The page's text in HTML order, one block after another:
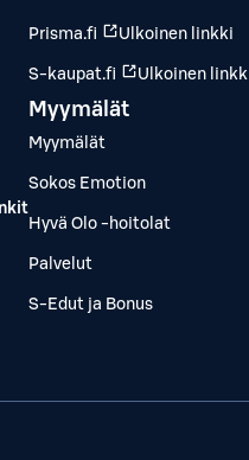
Prisma.fi Ulkoinen linkki
S-kaupat.fi Ulkoinen
Myymälät
Myymälät
Sokos Emotion
Hyvä Olo -hoitolat
Palvelut
S-Edut ja Bonus